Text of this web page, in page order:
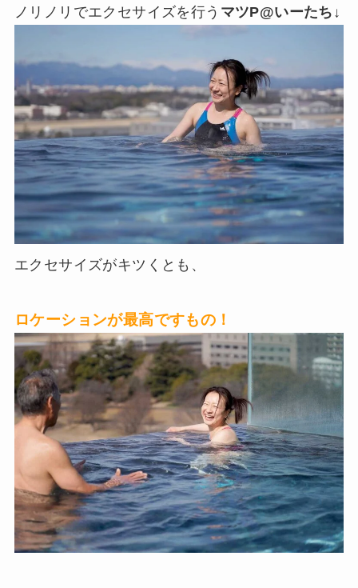
ノリノリでエクセサイズを行う マツP@いーたち ↓
エクセサイズがキツくとも、
ロケーションが最高ですもの！